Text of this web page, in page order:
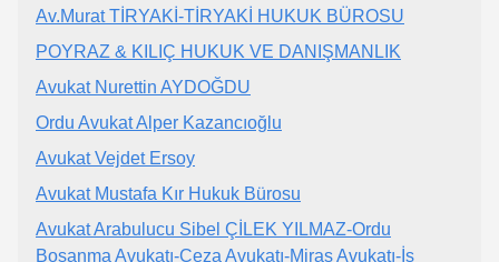
Av.Murat TİRYAKİ-TİRYAKİ HUKUK BÜROSU
POYRAZ & KILIÇ HUKUK VE DANIŞMANLIK
Avukat Nurettin AYDOĞDU
Ordu Avukat Alper Kazancıoğlu
Avukat Vejdet Ersoy
Avukat Mustafa Kır Hukuk Bürosu
Avukat Arabulucu Sibel ÇİLEK YILMAZ-Ordu
Boşanma Avukatı-Ceza Avukatı-Miras Avukatı-İş